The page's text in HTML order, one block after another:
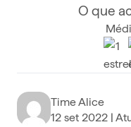
O que
Time Alice
12 set 2022 |